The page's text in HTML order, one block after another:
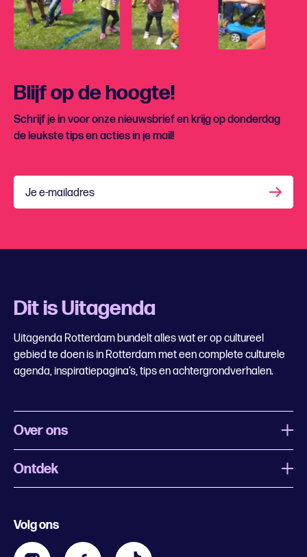
Blijf op de hoogte!
Schrijf je in voor onze nieuwsbrief en krijg op donderdag
de leukste tips en acties in je mail!
Je e-mailadres
Dit is Uitagenda
Uitagenda Rotterdam bundelt alles wat er op cultureel
gebied te doen is in Rotterdam met een complete culturele
agenda, inspiratiepagina’s, tips en achtergrondverhalen.
Over ons
Wat is Uitagenda Rotterdam
Contact
Ontdek
Kids
Volg ons